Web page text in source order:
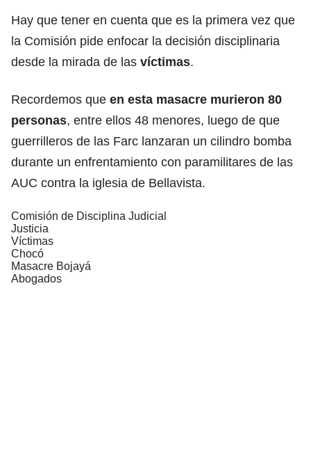
Hay que tener en cuenta que es la primera vez que
la Comisión pide enfocar la decisión disciplinaria
desde la mirada de las víctimas.
Recordemos que en esta masacre murieron 80
personas, entre ellos 48 menores, luego de que
guerrilleros de las Farc lanzaran un cilindro bomba
durante un enfrentamiento con paramilitares de las
AUC contra la iglesia de Bellavista.
Comisión de Disciplina Judicial
Justicia
Víctimas
Chocó
Masacre Bojayá
Abogados